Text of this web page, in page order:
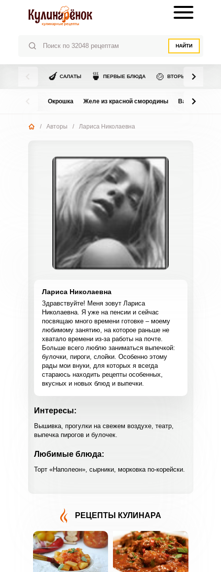
НАЙТИ
🍆 САЛАТЫ 🍵 ПЕРВЫЕ БЛЮДА 🍲 ВТОРЫЕ БЛЮДА
Окрошка Желе из красной смородины Варенье из
/ Авторы / Лариса Николаевна
Лариса Николаевна
Здравствуйте! Меня зовут Лариса
Николаевна. Я уже на пенсии и сейчас
посвящаю много времени готовке – моему
любимому занятию, на которое раньше не
хватало времени из-за работы на почте.
Больше всего люблю заниматься выпечкой:
булочки, пироги, слойки. Особенно этому
рады мои внуки, для которых я всегда
стараюсь находить рецепты особенных,
вкусных и новых блюд и выпечки.
Интересы:
Вышивка, прогулки на свежем воздухе, театр,
выпечка пирогов и булочек.
Любимые блюда:
Торт «Наполеон», сырники, морковка по-корейски.
РЕЦЕПТЫ КУЛИНАРА
ВХОД НА САЙТ РЕГИСТРАЦИЯ